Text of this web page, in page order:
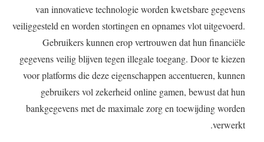
van innovatieve technologie worden kwetsbare gegevens
veiliggesteld en worden stortingen en opnames vlot uitgevoerd.
Gebruikers kunnen erop vertrouwen dat hun financiële
gegevens veilig blijven tegen illegale toegang. Door te kiezen
voor platforms die deze eigenschappen accentueren, kunnen
gebruikers vol zekerheid online gamen, bewust dat hun
bankgegevens met de maximale zorg en toewijding worden
verwerkt.